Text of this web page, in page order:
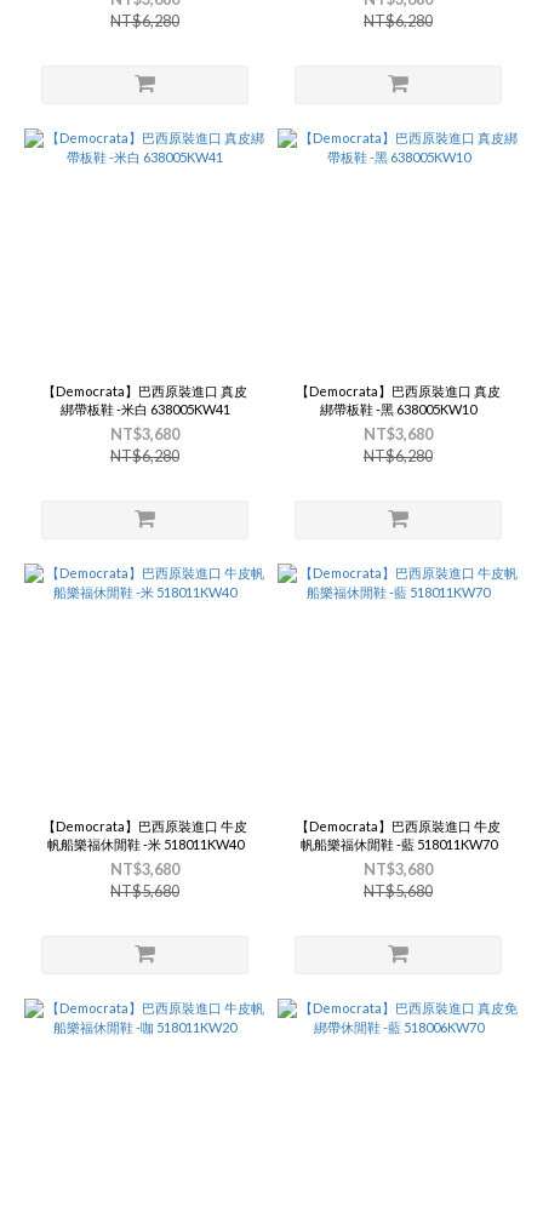
NT$6,280
NT$6,280
【Democrata】巴西原裝進口 真皮
綁帶板鞋 -米白 638005KW41
NT$3,680
NT$6,280
【Democrata】巴西原裝進口 真皮
綁帶板鞋 -黑 638005KW10
NT$3,680
NT$6,280
【Democrata】巴西原裝進口 牛皮
帆船樂福休閒鞋 -米 518011KW40
NT$3,680
NT$5,680
【Democrata】巴西原裝進口 牛皮
帆船樂福休閒鞋 -藍 518011KW70
NT$3,680
NT$5,680